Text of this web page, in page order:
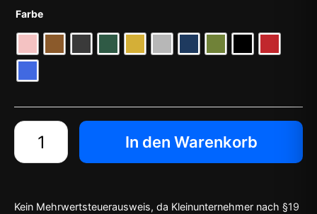
Farbe
In den Warenkorb
Kein Mehrwertsteuerausweis, da Kleinunternehmer nach §19